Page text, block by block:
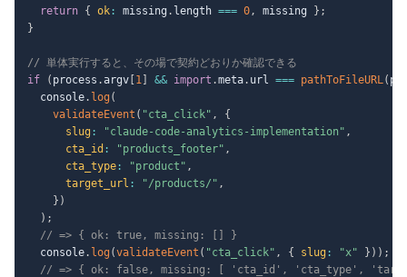
return { ok : missing . length === 0, missing } ;
}
// 単体実行すると、その場で契約どおりか確認できる
if
( process .argv 1 && import .meta. url === pathToFileURL(
  console
. log (
validateEvent ( "cta_click" ,
{
slug : "claude-code-analytics-implementation" ,
cta_id : "products_footer" ,
cta_type : "product" ,
target_url : "/products/" ,
} )
) ;
// => { ok: true, missing: [] }
  console
. log (validateEvent ( "cta_click" , { slug : "x" } ) ) ;
// => { ok: false, missing: [ 'cta_id', 'cta_type',